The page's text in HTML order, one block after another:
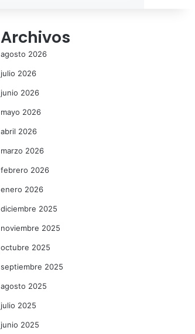
Archivos
agosto 2026
julio 2026
junio 2026
mayo 2026
abril 2026
marzo 2026
febrero 2026
enero 2026
diciembre 2025
noviembre 2025
octubre 2025
septiembre 2025
agosto 2025
julio 2025
junio 2025